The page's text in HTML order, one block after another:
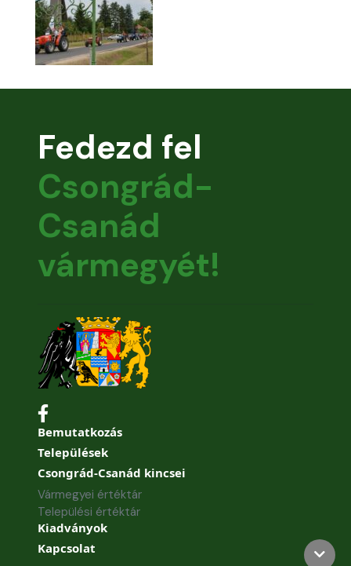
Fedezd fel
Csongrád-
Csanád
vármegyét!
Bemutatkozás
Települések
Csongrád-Csanád kincsei
Vármegyei értéktár
Települési értéktár
Kiadványok
Kapcsolat